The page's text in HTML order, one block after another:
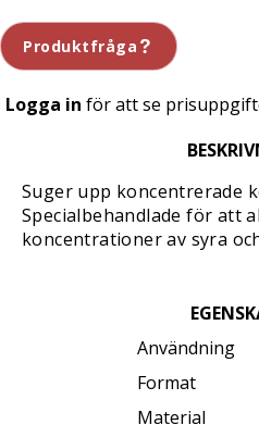
Produktfråga
Logga in för att se
Suger upp koncentrerade
Specialbehandlade för att
koncentrationer av syra
Användning
Format
Material